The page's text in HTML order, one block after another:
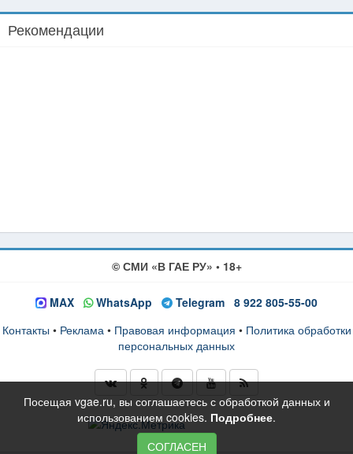
Рекомендации
© СМИ «В ГАЕ РУ» • 18+
MAX WhatsApp Telegram 8 922 805-55-00
Контакты • Реклама• Правовая информация • Политика обработки
персональных данных
Посещая vgae.ru, вы соглашаетесь с обработкой данных и
использованием cookies. Подробнее.
СОГЛАСЕН